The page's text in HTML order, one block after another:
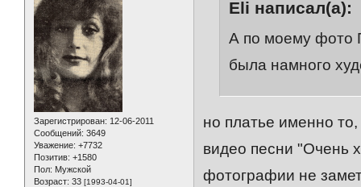
Зарегистрирован: 12-06-2011
Сообщений: 3649
Уважение: +7732
Позитив: +1580
Пол: Мужской
Возраст: 33 [1993-04-01]
Eli написал(а):
А по моему фото
была намного
но платье именно
видео песни "Очень
фотографии не